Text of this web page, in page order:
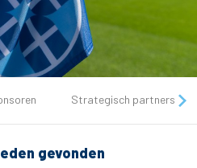
Strategisch partners
gevonden